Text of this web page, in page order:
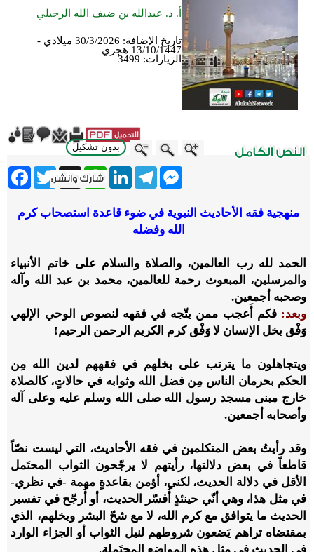
أ. د. عبدالله بن ضيف الله الرحيلي
تاريخ الإضافة:
30/3/2026 ميلادي -
13/10/1447 هجري
الزيارات: 3499
بدون تشكيل
Twitter X
WhatsApp
LinkedInTelegram
Messenger
منهجية فقه الأحاديث النبوية في ضوء قاعدة استصحاب كرم
الله وفضله
الحمد لله رب العالمين، والصلاة والسلام على خاتم الأنبياء
والمرسلين، المبعوث رحمة للعالمين، محمد بن عبد الله وآله
وصحبه أجمعين.
وبعد: فكم أَعجب ممن يتّجه في فقهه لنصوص الوحي الإلهي
وَفْق بخل الإنسان لا وَفْق كرم الكريم الرحمن الرحيم!
ويتجاهلون ما يترتب على بخلهم في فقههم لدين الله مِن
الحكم بحرمان الناس مِن فضل الله وثوابه في حالاتٍ، كالصلاة
خارج مبنى مسجد رسول الله صلى الله وسلم عليه وعلى آله
وأصحابه أجمعين.
وقد رأيتُ بعض المتكلمين في فقه الأحاديث، التي ليست نصّاً
قاطعاً في بعض دلالتها، رأيتهم لا يرجّحون الثواب المحتَمل
الأقل في دلالة الحديث، لكني، أؤمن بقاعدةٍ مهمة -في نظري-
في مثل هذا، وهي أنّي حينئذٍ أُفسّر الحديث، أو أُرجّح في تفسير
الحديث ما يتوافق مع كرم الله، لا مع شحّ البشر وبخلهم، الذي
بمقتضاه تراهم يَضعون شروطهم لنيل الثواب أو الجزاء الوارد
في الحديث في مثل هذه المواضع المحتَملة.